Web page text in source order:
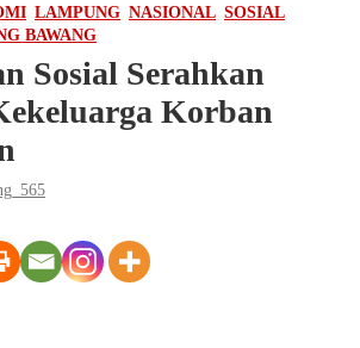
LAMPUNG NASIONAL SOSIAL
BAWANG
Sosial Serahkan
Korban